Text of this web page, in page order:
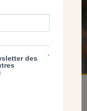
des
*